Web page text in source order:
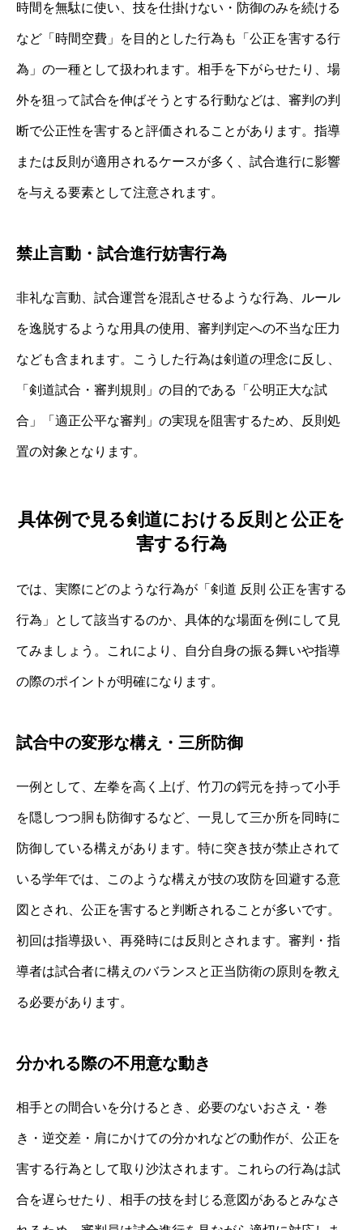
時間を無駄に使い、技を仕掛けない・防御のみを続ける
など「時間空費」を目的とした行為も「公正を害する行
為」の一種として扱われます。相手を下がらせたり、場
外を狙って試合を伸ばそうとする行動などは、審判の判
断で公正性を害すると評価されることがあります。指導
または反則が適用されるケースが多く、試合進行に影響
を与える要素として注意されます。
禁止言動・試合進行妨害行為
非礼な言動、試合運営を混乱させるような行為、ルール
を逸脱するような用具の使用、審判判定への不当な圧力
なども含まれます。こうした行為は剣道の理念に反し、
「剣道試合・審判規則」の目的である「公明正大な試
合」「適正公平な審判」の実現を阻害するため、反則処
置の対象となります。
具体例で見る剣道における反則と公正を
害する行為
では、実際にどのような行為が「剣道 反則 公正を害する
行為」として該当するのか、具体的な場面を例にして見
てみましょう。これにより、自分自身の振る舞いや指導
の際のポイントが明確になります。
試合中の変形な構え・三所防御
一例として、左拳を高く上げ、竹刀の鍔元を持って小手
を隠しつつ胴も防御するなど、一見して三か所を同時に
防御している構えがあります。特に突き技が禁止されて
いる学年では、このような構えが技の攻防を回避する意
図とされ、公正を害すると判断されることが多いです。
初回は指導扱い、再発時には反則とされます。審判・指
導者は試合者に構えのバランスと正当防衛の原則を教え
る必要があります。
分かれる際の不用意な動き
相手との間合いを分けるとき、必要のないおさえ・巻
き・逆交差・肩にかけての分かれなどの動作が、公正を
害する行為として取り沙汰されます。これらの行為は試
合を遅らせたり、相手の技を封じる意図があるとみなさ